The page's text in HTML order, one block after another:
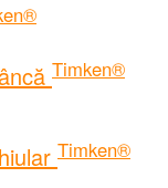
Timken®
Timken®